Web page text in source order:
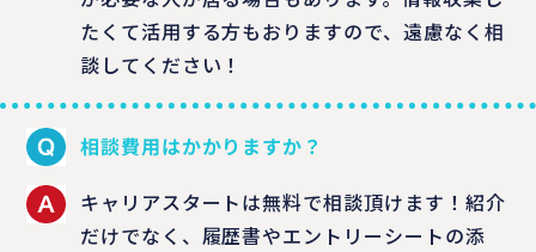
たくて活用する方もおりますので、遠慮なく相
談してください！
相談費用はかかりますか？
キャリアスタートは無料で相談頂けます！紹介
だけでなく、履歴書やエントリーシートの添